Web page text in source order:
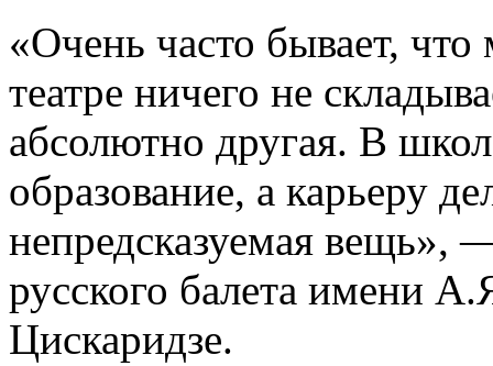
«Очень часто бывает,
театре ничего не
абсолютно другая. В
образование, а карьеру
непредсказуемая вещь»,
русского балета имени
Цискаридзе.